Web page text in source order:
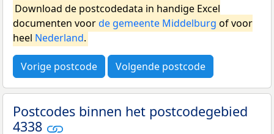
Download de postcodedata in handige Excel
documenten voorde gemeente Middelburg of voor
heel Nederland.
Vorige postcode Volgende postcode
Postcodes binnen het postcodegebied
4338